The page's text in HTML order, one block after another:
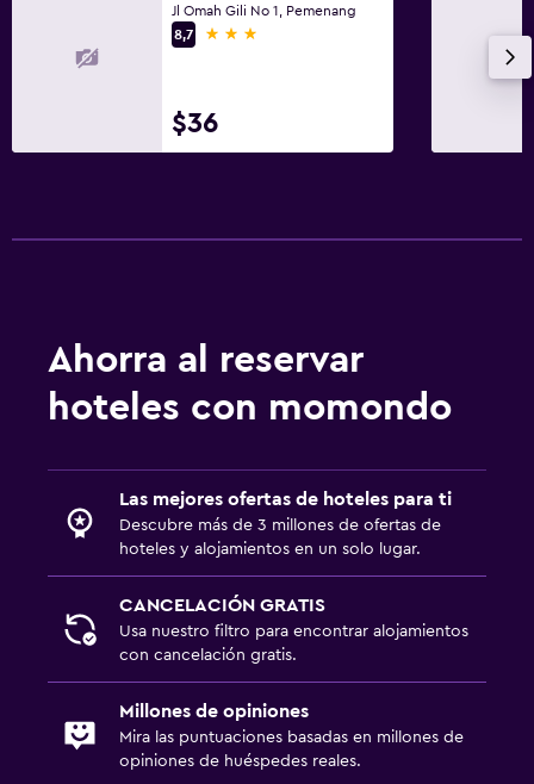
Lavandería
Plancha y tabla de planchar
Salud y seguridad
Cámaras CCTV en zonas comunes
Caja fuerte
Enchufe cerca de la cama
Perchero
Armario o clóset
Estacionamiento y transporte
Traslado al aeropuerto (con cargos)
Servicio de traslado (cargo adicional)
Jl Omah Gili No 1, Pemenang
8,7
3 estrellas
$36
Ahorra al reservar
hoteles con momondo
Las mejores ofertas de hoteles para ti
Descubre más de 3 millones de ofertas de
hoteles y alojamientos en un solo lugar.
CANCELACIÓN GRATIS
Usa nuestro filtro para encontrar alojamientos
con cancelación gratis.
Millones de opiniones
Mira las puntuaciones basadas en millones de
opiniones de huéspedes reales.